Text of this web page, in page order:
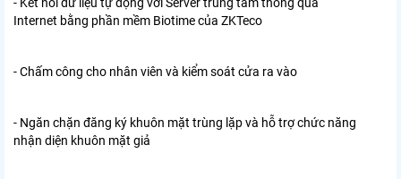
Internet bằng phần mềm Biotime của ZKTeco
- Chấm công cho nhân viên và kiểm soát cửa ra vào
- Ngăn chặn đăng ký khuôn mặt trùng lặp và hỗ trợ chức năng
nhận diện khuôn mặt giả